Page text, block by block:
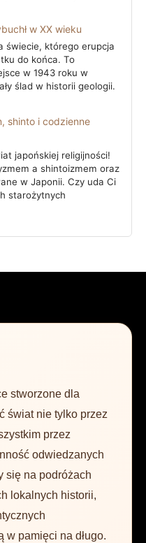
w XX wieku
świecie, którego erupcja
do końca. To
w 1943 roku w
ślad w historii geologii.
shinto i codzienne
japońskiej religijności!
a shintoizmem oraz
w Japonii. Czy uda Ci
starożytnych
stworzone dla
świat nie tylko przez
przez
odwiedzanych
się na podróżach
lokalnych historii,
w pamięci na długo.